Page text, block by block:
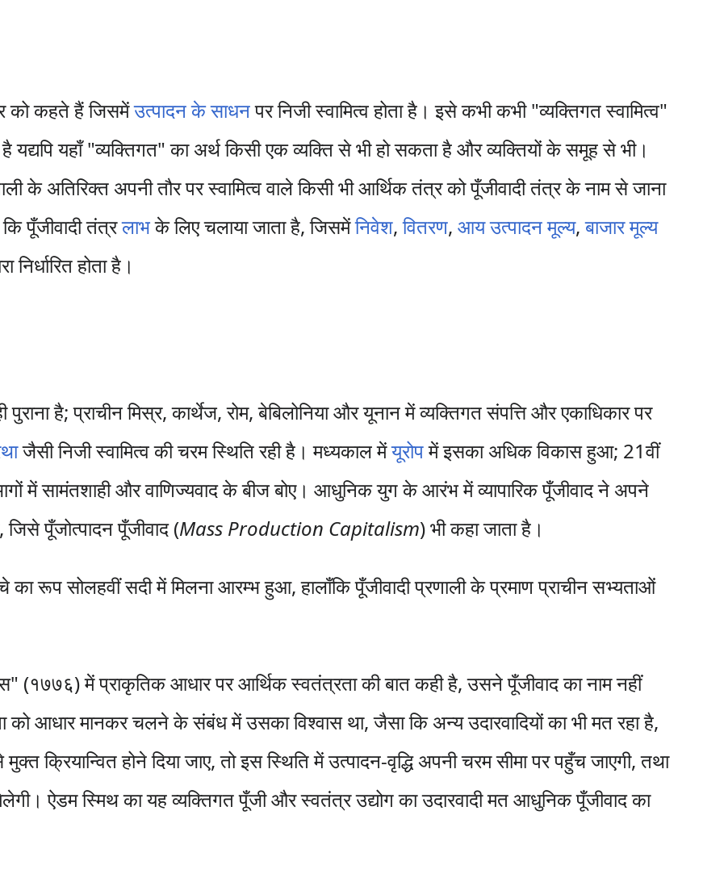
को कहते हैं जिसमेंउत्पादन के साधनपर निजी स्वामित्व होता है। इसे कभी कभी "व्यक्तिगत स्वामित्व"
यद्यपि यहाँ "व्यक्तिगत" का अर्थ किसी एक व्यक्ति से भी हो सकता है और व्यक्तियों के समूह से भी।
के अतिरिक्त अपनी तौर पर स्वामित्व वाले किसी भी आर्थिक तंत्र को पूँजीवादी तंत्र के नाम से जाना
पूँजीवादी तंत्रलाभके लिए चलाया जाता है, जिसमेंनिवेश,वितरण,आयउत्पादन मूल्य,बाजार मूल्य
निर्धारित होता है।
है; प्राचीन मिस्र, कार्थेज, रोम, बेबिलोनिया और यूनान में व्यक्तिगत संपत्ति और एकाधिकार पर
जैसी निजी स्वामित्व की चरम स्थिति रही है। मध्यकाल मेंयूरोपमें इसका अधिक विकास हुआ; 21वीं
में सामंतशाही और वाणिज्यवाद के बीज बोए। आधुनिक युग के आरंभ में व्यापारिक पूँजीवाद ने अपने
पूँजोत्पादन पूँजीवाद (Mass Production Capitalism) भी कहा जाता है।
का रूप सोलहवीं सदी में मिलना आरम्भ हुआ, हालाँकि पूँजीवादी प्रणाली के प्रमाण प्राचीन सभ्यताओं
में प्राकृतिक आधार पर आर्थिक स्वतंत्रता की बात कही है, उसने पूँजीवाद का नाम नहीं
को आधार मानकर चलने के संबंध में उसका विश्वास था, जैसा कि अन्य उदारवादियों का भी मत रहा है,
क्रियान्वित होने दिया जाए, तो इस स्थिति में उत्पादन-वृद्धि अपनी चरम सीमा पर पहुँच जाएगी, तथा
ऐडम स्मिथ का यह व्यक्तिगत पूँजी और स्वतंत्र उद्योग का उदारवादी मत आधुनिक पूँजीवाद का